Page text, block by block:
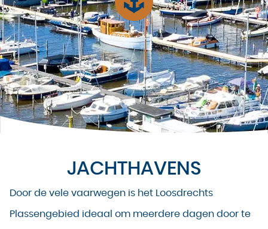
JACHTHAVENS
Door de vele vaarwegen is het Loosdrechts
Plassengebied ideaal om meerdere dagen door te